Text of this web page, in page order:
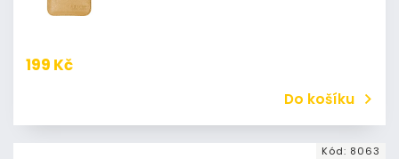
199 Kč
Do košíku
Kód: 8063